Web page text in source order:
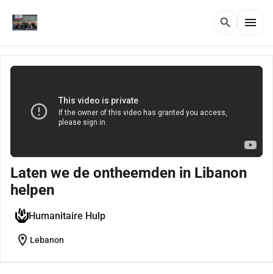
search menu
Laten we de ontheemden in Libanon
helpen
Humanitaire Hulp
location_on Lebanon